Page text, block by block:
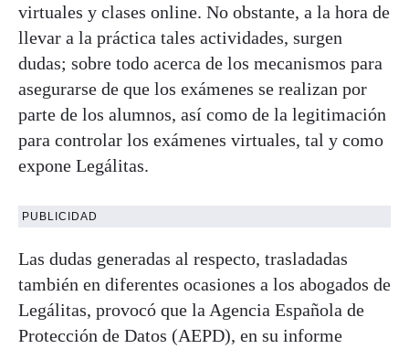
virtuales y clases online. No obstante, a la hora de
llevar a la práctica tales actividades, surgen
dudas; sobre todo acerca de los mecanismos para
asegurarse de que los exámenes se realizan por
parte de los alumnos, así como de la legitimación
para controlar los exámenes virtuales, tal y como
expone Legálitas.
PUBLICIDAD
Las dudas generadas al respecto, trasladadas
también en diferentes ocasiones a los abogados de
Legálitas, provocó que la Agencia Española de
Protección de Datos (AEPD), en su informe